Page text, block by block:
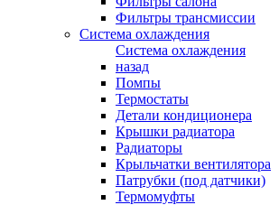
Фильтры трансмиссии
Система охлаждения
Система охлаждения
назад
Помпы
Термостаты
Детали кондиционера
Крышки радиатора
Радиаторы
Крыльчатки вентилятора
Патрубки (под датчики)
Термомуфты